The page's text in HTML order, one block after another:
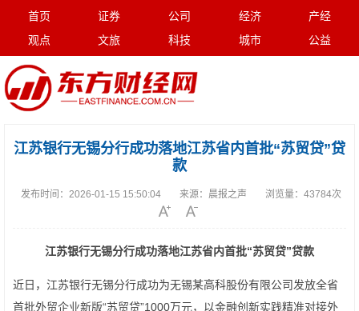
首页 证券 公司 经济
产经
观点
文旅 科技 城市 公益
江苏银行无锡分行成功落地江苏省内首批“苏贸贷”贷
款
发布时间： 2026-01-15 15:50:04 来源： 晨报之声 浏览量： 43784次
江苏银行无锡分行成功落地江苏省内首批“苏贸贷”贷款
近日，江苏银行无锡分行成功为无锡某高科股份有限公司发放全省
首批外贸企业新版“苏贸贷”1000万元，以金融创新实践精准对接外